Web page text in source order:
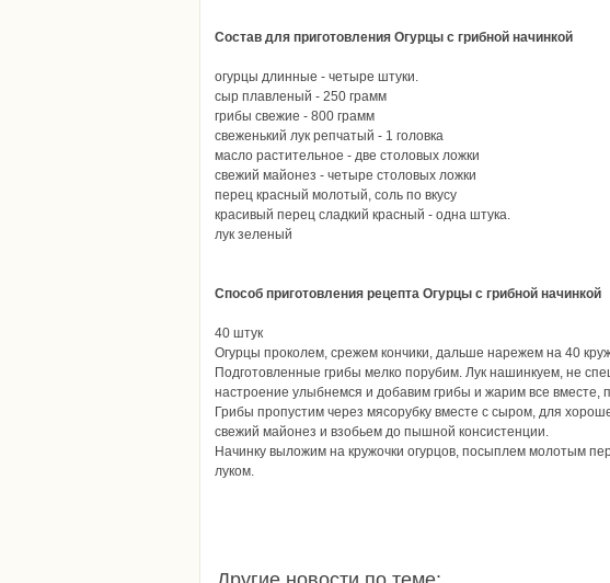
Состав для приготовления Огурцы с грибной начинкой
огурцы длинные - четыре штуки.
сыр плавленый - 250 грамм
грибы свежие - 800 грамм
свеженький лук репчатый - 1 головка
масло растительное - две столовых ложки
свежий майонез - четыре столовых ложки
перец красный молотый, соль по вкусу
красивый перец сладкий красный - одна штука.
лук зеленый
Способ приготовления рецепта Огурцы с грибной начинкой
40 штук
Огурцы проколем, срежем кончики, дальше нарежем на 40
Подготовленные грибы мелко порубим. Лук нашинкуем, не
настроение улыбнемся и добавим грибы и жарим все вместе,
Грибы пропустим через мясорубку вместе с сыром, для
свежий майонез и взобьем до пышной консистенции.
Начинку выложим на кружочки огурцов, посыплем молотым
луком.